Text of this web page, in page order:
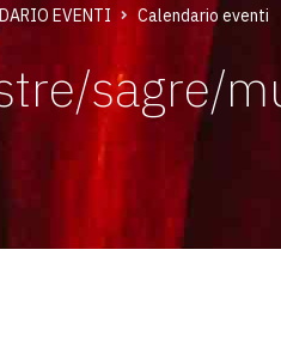
EVENTI Calendario eventi
sagre/